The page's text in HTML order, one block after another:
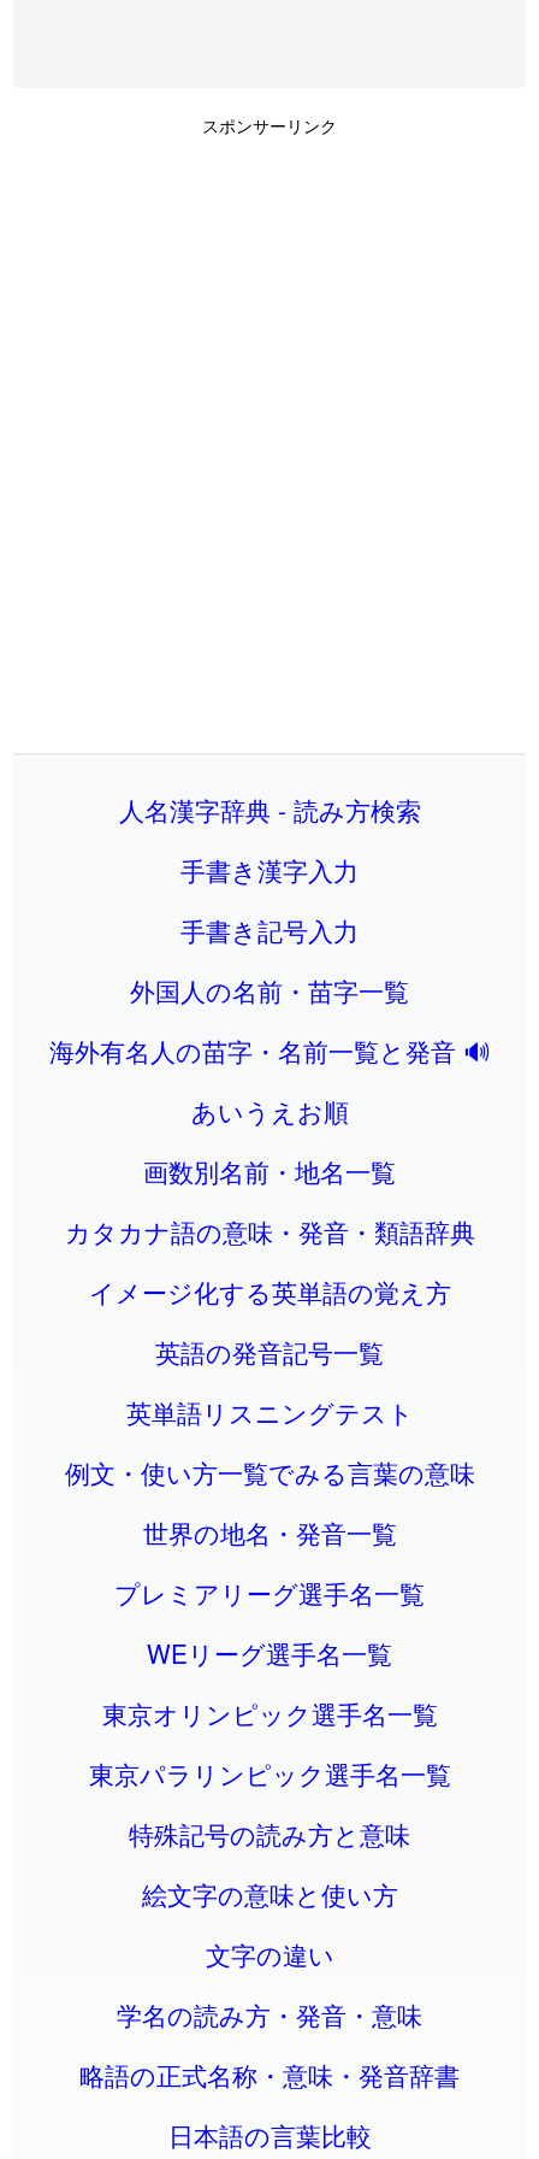
スポンサーリンク
人名漢字辞典 - 読み方検索
手書き漢字入力
手書き記号入力
外国人の名前・苗字一覧
海外有名人の苗字・名前一覧と発音 🔊
あいうえお順
画数別名前・地名一覧
カタカナ語の意味・発音・類語辞典
イメージ化する英単語の覚え方
英語の発音記号一覧
英単語リスニングテスト
例文・使い方一覧でみる言葉の意味
世界の地名・発音一覧
プレミアリーグ選手名一覧
WEリーグ選手名一覧
東京オリンピック選手名一覧
東京パラリンピック選手名一覧
特殊記号の読み方と意味
絵文字の意味と使い方
文字の違い
学名の読み方・発音・意味
略語の正式名称・意味・発音辞書
日本語の言葉比較